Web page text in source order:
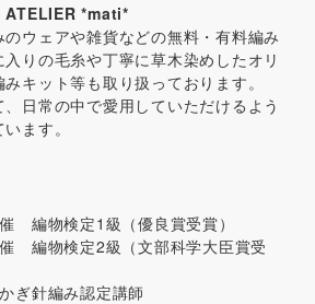
*mati*
ウェアや雑貨などの無料・有料編み
りの毛糸や丁寧に草木染めしたオリ
キット等も取り扱っております。
日常の中で愛用していただけるよう
ます。
編物検定1級（優良賞受賞）
編物検定2級（文部科学大臣賞受
ぎ針編み認定講師